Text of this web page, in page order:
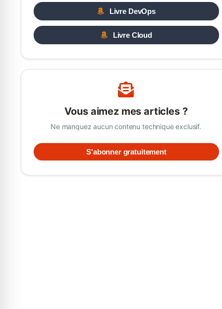
Livre DevOps
Livre Cloud
Vous aimez mes articles ?
Ne manquez aucun contenu technique exclusif.
S'abonner gratuitement